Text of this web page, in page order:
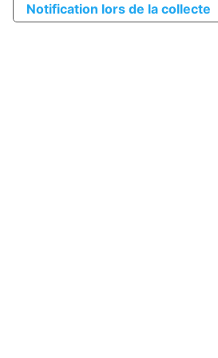
Notification lors de la collecte